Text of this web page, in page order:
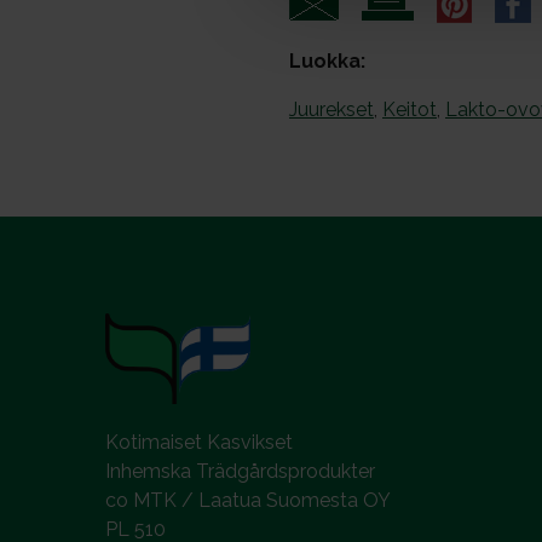
Luokka:
Juurekset, Keitot, Lakto-
Kotimaiset Kasvikset
Inhemska Trädgårdsprodukter
co MTK / Laatua Suomesta OY
PL 510